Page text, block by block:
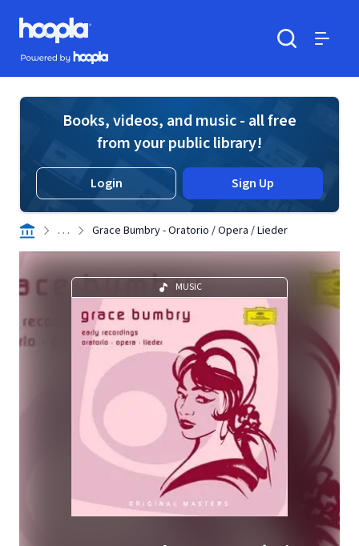
Skip to main content
Hoopla logo
Powered by Hoopla
Books, videos, and music - all free
from your public library!
Login Sign Up
. . . Grace Bumbry - Oratorio / Opera / Lieder
MUSIC